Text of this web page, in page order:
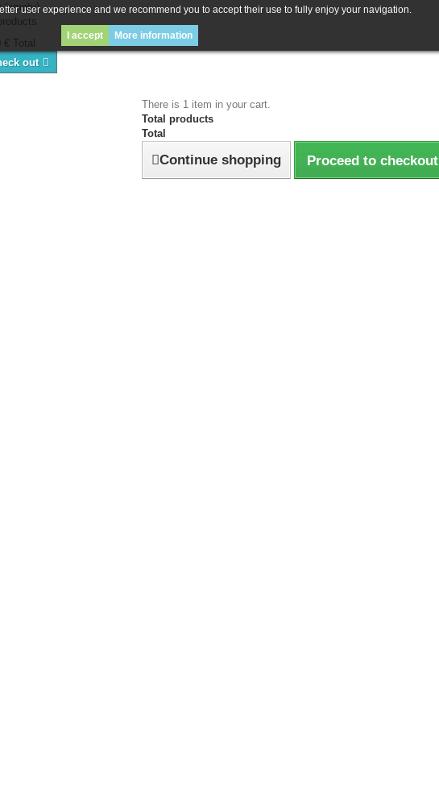
(empty)
€ Total
out
There is 1 item in your cart.
Total products
Total
Continue shopping Proceed to checkout
user experience and we recommend you to accept their use to fully enjoy your navigation.
I accept More information